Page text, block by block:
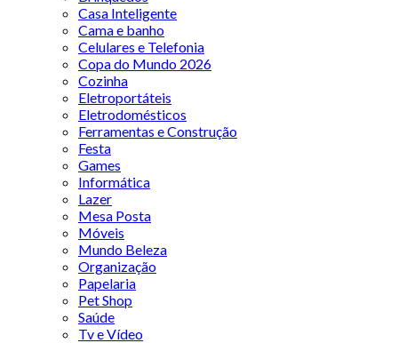
Casa Inteligente
Cama e banho
Celulares e Telefonia
Copa do Mundo 2026
Cozinha
Eletroportáteis
Eletrodomésticos
Ferramentas e Construção
Festa
Games
Informática
Lazer
Mesa Posta
Móveis
Mundo Beleza
Organização
Papelaria
Pet Shop
Saúde
Tv e Vídeo